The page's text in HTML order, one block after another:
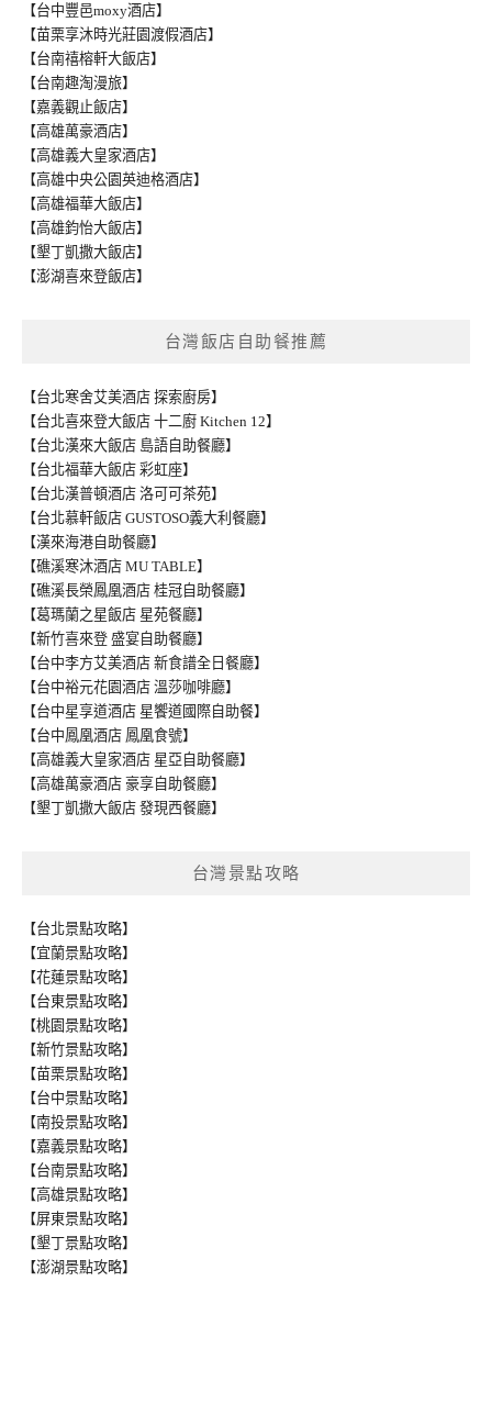
【台中豐邑moxy酒店】
【苗栗享沐時光莊園渡假酒店】
【台南禧榕軒大飯店】
【台南趣淘漫旅】
【嘉義觀止飯店】
【高雄萬豪酒店】
【高雄義大皇家酒店】
【高雄中央公園英迪格酒店】
【高雄福華大飯店】
【高雄鈞怡大飯店】
【墾丁凱撒大飯店】
【澎湖喜來登飯店】
台灣飯店自助餐推薦
【台北寒舍艾美酒店 探索廚房】
【台北喜來登大飯店 十二廚 Kitchen 12】
【台北漢來大飯店 島語自助餐廳】
【台北福華大飯店 彩虹座】
【台北漢普頓酒店 洛可可茶苑】
【台北慕軒飯店 GUSTOSO義大利餐廳】
【漢來海港自助餐廳】
【礁溪寒沐酒店 MU TABLE】
【礁溪長榮鳳凰酒店 桂冠自助餐廳】
【葛瑪蘭之星飯店 星苑餐廳】
【新竹喜來登 盛宴自助餐廳】
【台中李方艾美酒店 新食譜全日餐廳】
【台中裕元花園酒店 溫莎咖啡廳】
【台中星享道酒店 星饗道國際自助餐】
【台中鳳凰酒店 鳳凰食號】
【高雄義大皇家酒店 星亞自助餐廳】
【高雄萬豪酒店 豪享自助餐廳】
【墾丁凱撒大飯店 發現西餐廳】
台灣景點攻略
【台北景點攻略】
【宜蘭景點攻略】
【花蓮景點攻略】
【台東景點攻略】
【桃園景點攻略】
【新竹景點攻略】
【苗栗景點攻略】
【台中景點攻略】
【南投景點攻略】
【嘉義景點攻略】
【台南景點攻略】
【高雄景點攻略】
【屏東景點攻略】
【墾丁景點攻略】
【澎湖景點攻略】